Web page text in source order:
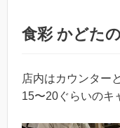
食彩 かどた
店内はカウンター
15〜20ぐらいのキ